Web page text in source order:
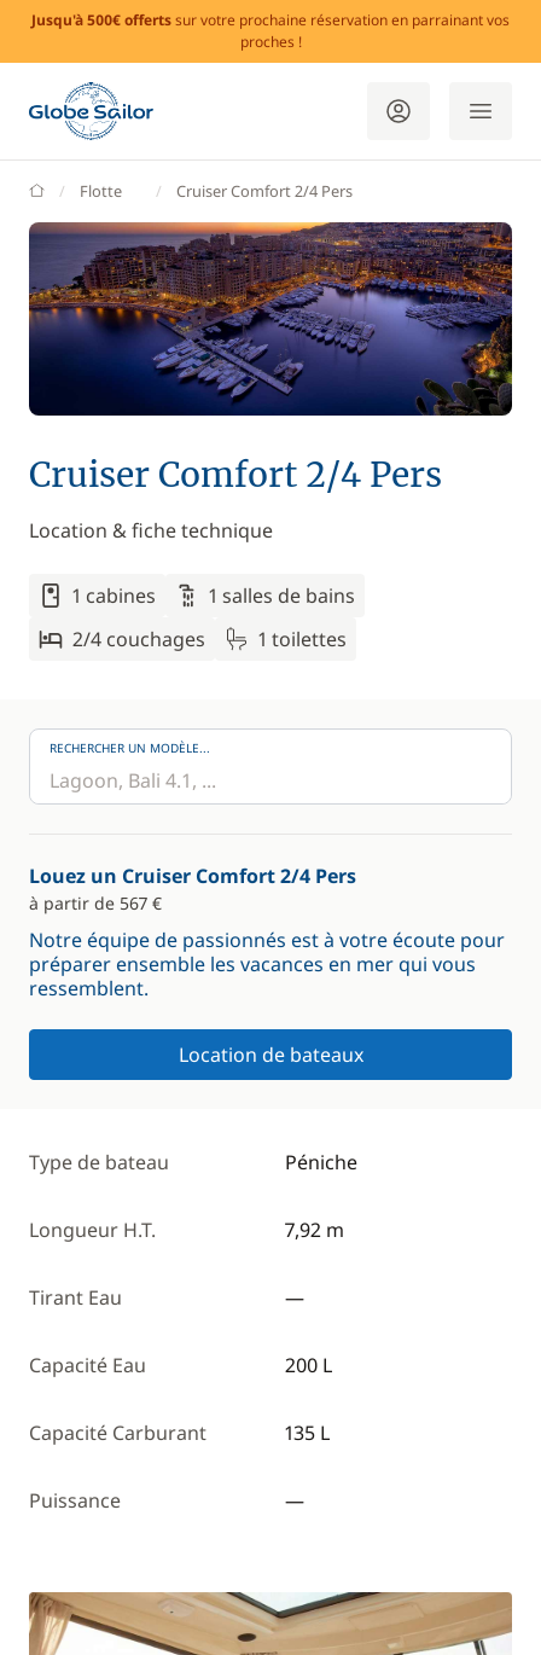
Jusqu'à 500€ offertssur votre prochaine réservation en parrainant vos
proches !
GlobeSailor
Flotte Cruiser Comfort 2/4 Pers
Cruiser Comfort 2/4 Pers
Location & fiche technique
1 cabines
1 salles de bains
2/4 couchages
1 toilettes
RECHERCHER UN MODÈLE...
Louez un Cruiser Comfort 2/4 Pers
à partir de 567 €
Notre équipe de passionnés est à votre écoute pour
préparer ensemble les vacances en mer qui vous
ressemblent.
Location de bateaux
Type de bateau Péniche
Longueur H.T. 7,92 m
Tirant Eau —
Capacité Eau 200 L
Capacité Carburant 135 L
Puissance —